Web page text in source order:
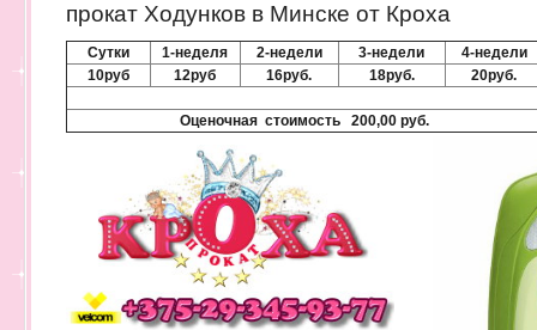
прокат Ходунков в Минске от Кроха
Сутки 1-неделя 2-недели 3-недели
4-недели
10руб
12руб 16руб. 18руб. 20руб.
Оценочная стоимость 200,00 руб.